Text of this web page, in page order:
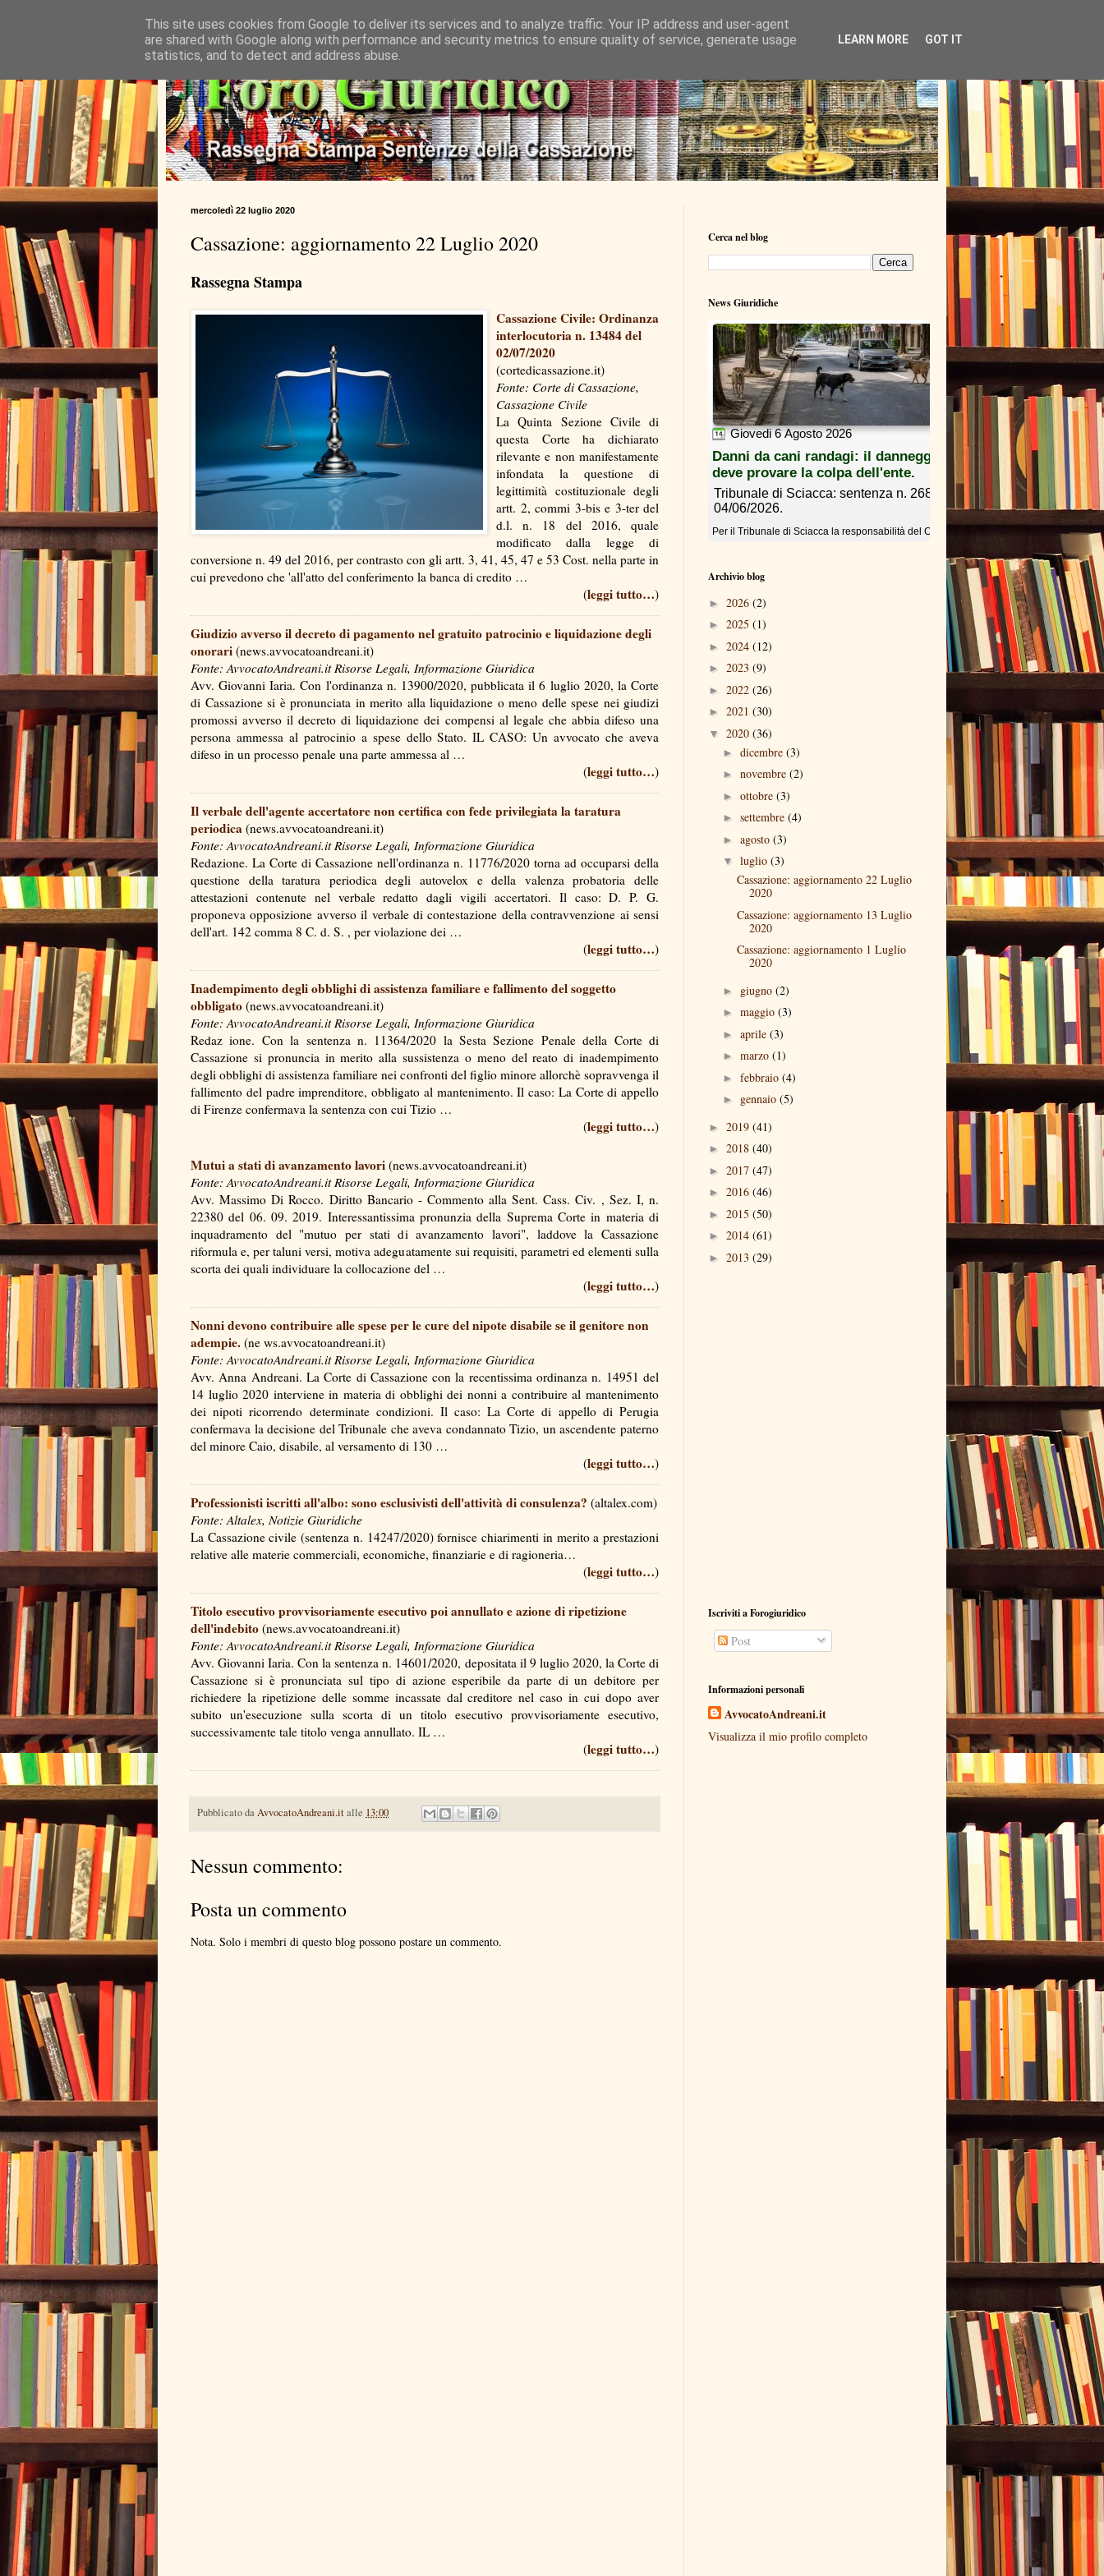
mercoledì 22 luglio 2020
Cassazione: aggiornamento 22 Luglio 2020
Rassegna Stampa
Cassazione Civile: Ordinanza
interlocutoria n. 13484 del
02/07/2020
(cortedicassazione.it)
Fonte: Corte di Cassazione,
Cassazione Civile
La Quinta Sezione Civile di
questa Corte ha dichiarato
rilevante e non manifestamente
infondata la questione di
legittimità costituzionale degli
artt. 2, commi 3-bis e 3-ter del
d.l. n. 18 del 2016, quale
modificato dalla legge di
conversione n. 49 del 2016, per contrasto con gli artt. 3, 41, 45, 47 e 53 Cost. nella parte in
cui prevedono che 'all'atto del conferimento la banca di credito …
(leggi tutto…)
Giudizio avverso il decreto di pagamento nel gratuito patrocinio e liquidazione degli
onorari (news.avvocatoandreani.it)
Fonte: AvvocatoAndreani.it Risorse Legali, Informazione Giuridica
Avv. Giovanni Iaria. Con l'ordinanza n. 13900/2020, pubblicata il 6 luglio 2020, la Corte
di Cassazione si è pronunciata in merito alla liquidazione o meno delle spese nei giudizi
promossi avverso il decreto di liquidazione dei compensi al legale che abbia difeso una
persona ammessa al patrocinio a spese dello Stato. IL CASO: Un avvocato che aveva
difeso in un processo penale una parte ammessa al …
(leggi tutto…)
Il verbale dell'agente accertatore non certifica con fede privilegiata la taratura
periodica (news.avvocatoandreani.it)
Fonte: AvvocatoAndreani.it Risorse Legali, Informazione Giuridica
Redazione. La Corte di Cassazione nell'ordinanza n. 11776/2020 torna ad occuparsi della
questione della taratura periodica degli autovelox e della valenza probatoria delle
attestazioni contenute nel verbale redatto dagli vigili accertatori. Il caso: D. P. G.
proponeva opposizione avverso il verbale di contestazione della contravvenzione ai sensi
dell'art. 142 comma 8 C. d. S. , per violazione dei …
(leggi tutto…)
Inadempimento degli obblighi di assistenza familiare e fallimento del soggetto
obbligato (news.avvocatoandreani.it)
Fonte: AvvocatoAndreani.it Risorse Legali, Informazione Giuridica
Redaz ione. Con la sentenza n. 11364/2020 la Sesta Sezione Penale della Corte di
Cassazione si pronuncia in merito alla sussistenza o meno del reato di inadempimento
degli obblighi di assistenza familiare nei confronti del figlio minore allorchè sopravvenga il
fallimento del padre imprenditore, obbligato al mantenimento. Il caso: La Corte di appello
di Firenze confermava la sentenza con cui Tizio …
(leggi tutto…)
Mutui a stati di avanzamento lavori (news.avvocatoandreani.it)
Fonte: AvvocatoAndreani.it Risorse Legali, Informazione Giuridica
Avv. Massimo Di Rocco. Diritto Bancario - Commento alla Sent. Cass. Civ. , Sez. I, n.
22380 del 06. 09. 2019. Interessantissima pronunzia della Suprema Corte in materia di
inquadramento del "mutuo per stati di avanzamento lavori", laddove la Cassazione
riformula e, per taluni versi, motiva adeguatamente sui requisiti, parametri ed elementi sulla
scorta dei quali individuare la collocazione del …
(leggi tutto…)
Nonni devono contribuire alle spese per le cure del nipote disabile se il genitore non
adempie. (ne ws.avvocatoandreani.it)
Fonte: AvvocatoAndreani.it Risorse Legali, Informazione Giuridica
Avv. Anna Andreani. La Corte di Cassazione con la recentissima ordinanza n. 14951 del
14 luglio 2020 interviene in materia di obblighi dei nonni a contribuire al mantenimento
dei nipoti ricorrendo determinate condizioni. Il caso: La Corte di appello di Perugia
confermava la decisione del Tribunale che aveva condannato Tizio, un ascendente paterno
del minore Caio, disabile, al versamento di 130 …
(leggi tutto…)
Professionisti iscritti all'albo: sono esclusivisti dell'attività di consulenza? (altalex.com)
Fonte: Altalex, Notizie Giuridiche
La Cassazione civile (sentenza n. 14247/2020) fornisce chiarimenti in merito a prestazioni
relative alle materie commerciali, economiche, finanziarie e di ragioneria…
(leggi tutto…)
Titolo esecutivo provvisoriamente esecutivo poi annullato e azione di ripetizione
dell'indebito (news.avvocatoandreani.it)
Fonte: AvvocatoAndreani.it Risorse Legali, Informazione Giuridica
Avv. Giovanni Iaria. Con la sentenza n. 14601/2020, depositata il 9 luglio 2020, la Corte di
Cassazione si è pronunciata sul tipo di azione esperibile da parte di un debitore per
richiedere la ripetizione delle somme incassate dal creditore nel caso in cui dopo aver
subito un'esecuzione sulla scorta di un titolo esecutivo provvisoriamente esecutivo,
successivamente tale titolo venga annullato. IL …
(leggi tutto…)
Pubblicato daAvvocatoAndreani.italle 13:00
Nessun commento:
Posta un commento
Nota. Solo i membri di questo blog possono postare un commento.
Cerca nel blog
News Giuridiche
Archivio blog
► 2026 (2)
► 2025 (1)
► 2024 (12)
► 2023 (9)
► 2022 (26)
► 2021 (30)
▼ 2020 (36)
► dicembre (3)
► novembre (2)
► ottobre (3)
► settembre (4)
► agosto (3)
▼ luglio (3)
Cassazione: aggiornamento 22 Luglio
2020
Cassazione: aggiornamento 13 Luglio
2020
Cassazione: aggiornamento 1 Luglio
2020
► giugno (2)
► maggio (3)
► aprile (3)
► marzo (1)
► febbraio (4)
► gennaio (5)
► 2019 (41)
► 2018 (40)
► 2017 (47)
► 2016 (46)
► 2015 (50)
► 2014 (61)
► 2013 (29)
Iscriviti a Forogiuridico
Post
Informazioni personali
AvvocatoAndreani.it
Visualizza il mio profilo completo
This site uses cookies from Google to deliver its services and to analyze traffic. Your IP address and user-agent
are shared with Google along with performance and security metrics to ensure quality of service, generate usage
statistics, and to detect and address abuse.
LEARN MORE GOT IT